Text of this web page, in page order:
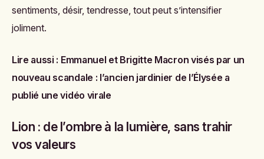
sentiments, désir, tendresse, tout peut s’intensifier
joliment.
Lire aussi : Emmanuel et Brigitte Macron visés par un
nouveau scandale : l’ancien jardinier de l’Élysée a
publié une vidéo virale
Lion : de l’ombre à la lumière, sans trahir
vos valeurs